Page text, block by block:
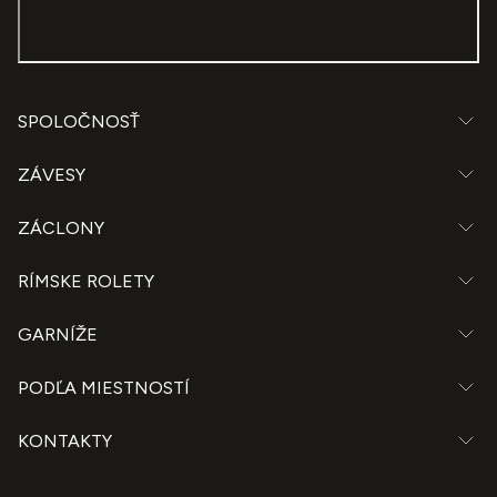
SPOLOČNOSŤ
ZÁVESY
ZÁCLONY
RÍMSKE ROLETY
GARNÍŽE
PODĽA MIESTNOSTÍ
KONTAKTY